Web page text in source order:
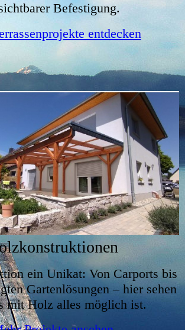
Befestigung.
entdecken
ein Unikat: Von Carports bis
Gartenlösungen – hier sehen
mit Holz alles möglich ist.